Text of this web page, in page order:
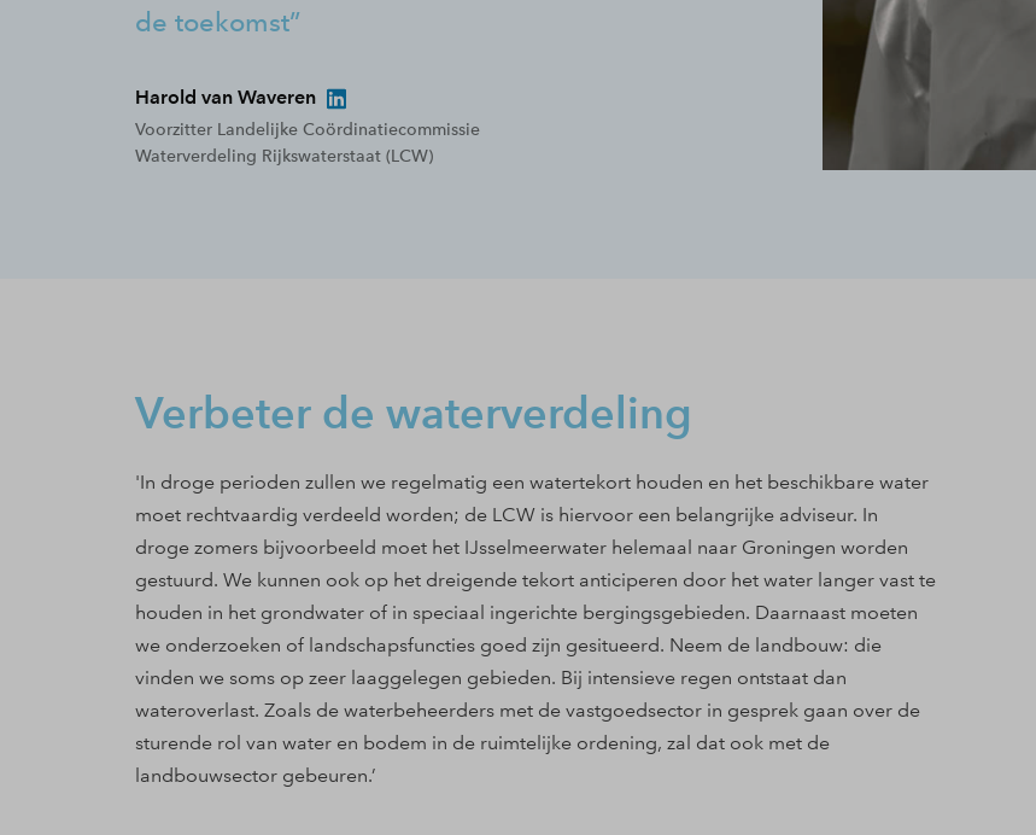
de toekomst
Harold van Waveren
Voorzitter Landelijke Coördinatiecommissie
Waterverdeling Rijkswaterstaat (LCW)
Verbeter de waterverdeling
'In droge perioden zullen we regelmatig een watertekort houden en het beschikbare water
moet rechtvaardig verdeeld worden; de LCW is hiervoor een belangrijke adviseur. In
droge zomers bijvoorbeeld moet het IJsselmeerwater helemaal naar Groningen worden
gestuurd. We kunnen ook op het dreigende tekort anticiperen door het water langer vast te
houden in het grondwater of in speciaal ingerichte bergingsgebieden. Daarnaast moeten
we onderzoeken of landschapsfuncties goed zijn gesitueerd. Neem de landbouw: die
vinden we soms op zeer laaggelegen gebieden. Bij intensieve regen ontstaat dan
wateroverlast. Zoals de waterbeheerders met de vastgoedsector in gesprek gaan over de
sturende rol van water en bodem in de ruimtelijke ordening, zal dat ook met de
landbouwsector gebeuren.’